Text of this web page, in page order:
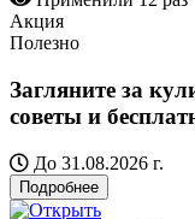
Акция
Полезно
Загляните за
советы и
До 31.08.2026 г.
Подробнее